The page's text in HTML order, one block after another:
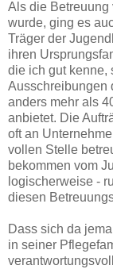
Als die
wurde, ging es
Träger der
ihren
die ich gut kenne,
Ausschreibungen
anders mehr als
anbietet. Die
oft an
vollen Stelle
bekommen vom
logischerweise -
diesen
Dass sich da
in seiner